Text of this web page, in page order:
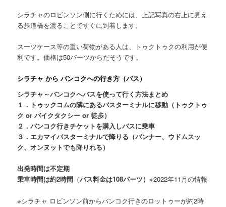
シラチャのロビンソン側に行くためには、上記写真の右上に見え
る歩道橋を渡ることですぐに到着します。
スーツケース等の重い荷物がある人は、トゥクトゥクの利用が便
利です。価格は50バーツからだそうです。
シラチャ から バンコクへの行き方（バス）
シラチャ～バンコクへバスを使って行く方法まとめ
１．トゥックコムの隣にあるバスターミナルに移動（トゥクトゥ
ク or バイクタクシー or 徒歩）
２．バンコク行きチケットを購入しバスに乗車
３．エカマイバスターミナルで降りる（バンナー、ウドムスッ
ク、オンヌットでも降りれる）
出発時間は不定期
乗車時間は約2時間 （バス料金は108バーツ）※2022年11月の情報
※シラチャ ロビンソン前からバンコク行きのロットゥーが約2時